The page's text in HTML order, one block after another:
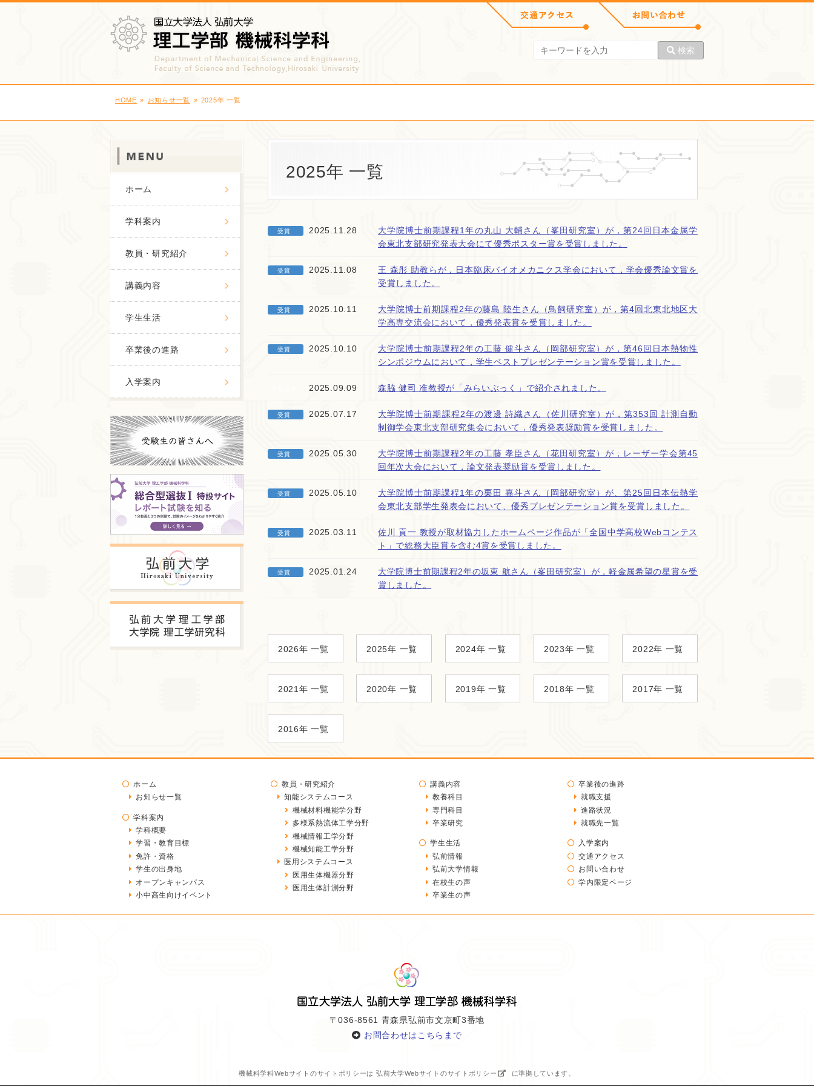
検索
HOME お知らせ一覧 2025年 一覧
2025年 一覧
受賞 2025.11.28
大学院博士前期課程1年の丸山 大輔さん（峯田研究室）が，第24回日本金属学
会東北支部研究発表大会にて優秀ポスター賞を受賞しました。
受賞 2025.11.08
王 森彤 助教らが，日本臨床バイオメカニクス学会において，学会優秀論文賞を
受賞しました。
受賞 2025.10.11
大学院博士前期課程2年の藤島 陸生さん（鳥飼研究室）が，第4回北東北地区大
学高専交流会において，優秀発表賞を受賞しました。
受賞 2025.10.10
大学院博士前期課程2年の工藤 健斗さん（岡部研究室）が，第46回日本熱物性
シンポジウムにおいて，学生ベストプレゼンテーション賞を受賞しました。
2025.09.09 森脇 健司 准教授が「みらいぶっく」で紹介されました。
受賞 2025.07.17
大学院博士前期課程2年の渡邊 詩織さん（佐川研究室）が，第353回 計測自動
制御学会東北支部研究集会において，優秀発表奨励賞を受賞しました。
受賞 2025.05.30
大学院博士前期課程2年の工藤 孝臣さん（花田研究室）が，レーザー学会第45
回年次大会において，論文発表奨励賞を受賞しました。
受賞 2025.05.10
大学院博士前期課程1年の栗田 嘉斗さん（岡部研究室）が、第25回日本伝熱学
会東北支部学生発表会において、優秀プレゼンテーション賞を受賞しました。
受賞 2025.03.11
佐川 貢一 教授が取材協力したホームページ作品が「全国中学高校Webコンテス
ト」で総務大臣賞を含む4賞を受賞しました。
受賞 2025.01.24
大学院博士前期課程2年の坂東 航さん（峯田研究室）が，軽金属希望の星賞を受
賞しました。
2026年 一覧 2025年 一覧 2024年 一覧 2023年 一覧 2022年 一覧
2021年 一覧 2020年 一覧 2019年 一覧 2018年 一覧 2017年 一覧
2016年 一覧
ホーム
学科案内
教員・研究紹介
講義内容
学生生活
卒業後の進路
入学案内
ホーム
お知らせ一覧
学科案内
学科概要
学習・教育目標
免許・資格
学生の出身地
オープンキャンパス
小中高生向けイベント
教員・研究紹介
知能システムコース
機械材料機能学分野
多様系熱流体工学分野
機械情報工学分野
機械知能工学分野
医用システムコース
医用生体機器分野
医用生体計測分野
講義内容
教養科目
専門科目
卒業研究
学生生活
弘前情報
弘前大学情報
在校生の声
卒業生の声
卒業後の進路
就職支援
進路状況
就職先一覧
入学案内
交通アクセス
お問い合わせ
学内限定ページ
〒036-8561 青森県弘前市文京町3番地
お問合わせはこちらまで
機械科学科Webサイトのサイトポリシーは 弘前大学Webサイトのサイトポリシー に準拠しています。